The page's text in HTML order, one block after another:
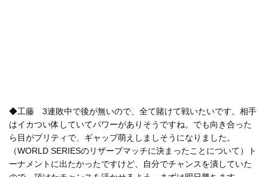
◆工藤 3連敗中で後が無いので、全て賭けて戦いたいです。相手
はイカつい体していてパワーがありそうですね。でも向き合った
ら目がプリティで、ギャップ萌えしましそうになりました。
（WORLD SERIESのリザーブマッチに決まったことについて）ト
ーナメントに出たかったですけど、自分でチャンスを潰していた